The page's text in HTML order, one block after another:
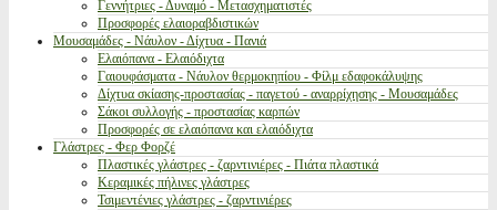
Γεννήτριες - Δυναμό - Μετασχηματιστές
Προσφορές ελαιοραβδιστικών
Μουσαμάδες - Νάυλον - Δίχτυα - Πανιά
Ελαιόπανα - Ελαιόδιχτα
Γαιουφάσματα - Νάυλον θερμοκηπίου - Φίλμ εδαφοκάλυψης
Δίχτυα σκίασης-προστασίας - παγετού - αναρρίχησης - Μουσαμάδες
Σάκοι συλλογής - προστασίας καρπών
Προσφορές σε ελαιόπανα και ελαιόδιχτα
Γλάστρες - Φερ Φορζέ
Πλαστικές γλάστρες - ζαρντινιέρες - Πιάτα πλαστικά
Κεραμικές πήλινες γλάστρες
Τσιμεντένιες γλάστρες - ζαρντινιέρες